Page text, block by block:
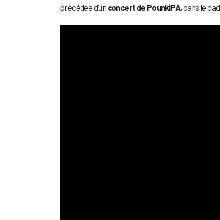
précédée d’un concert de PounkiPA, dans le